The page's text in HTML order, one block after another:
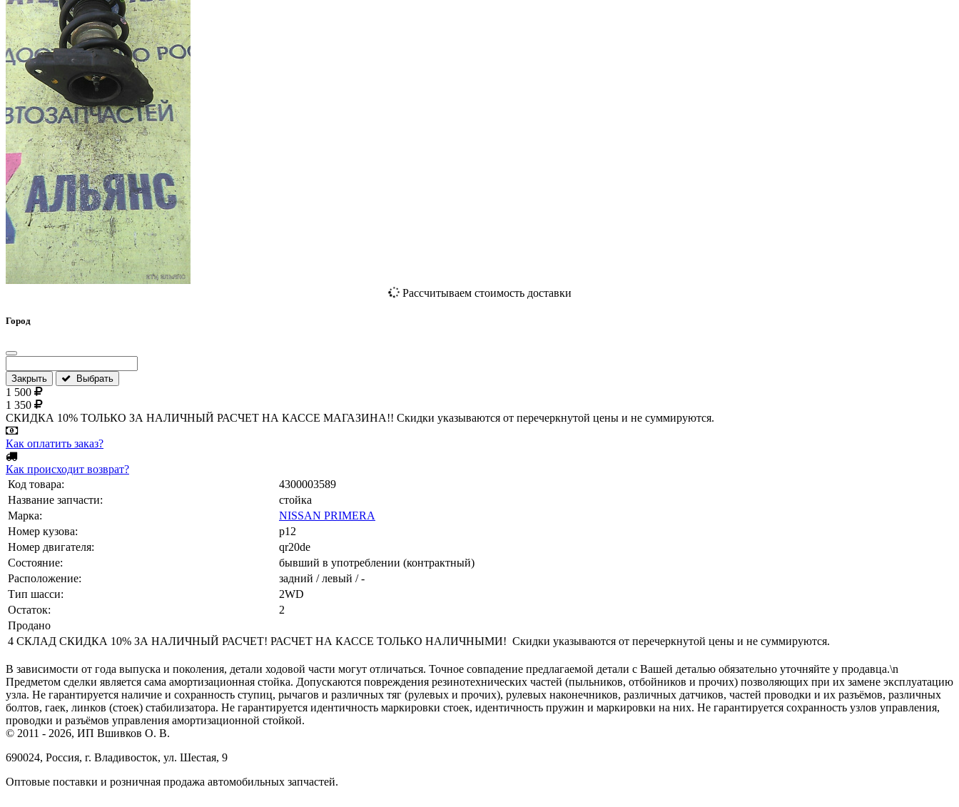
Рассчитываем стоимость доставки
Город
Закрыть Выбрать
1 500
1 350
СКИДКА 10% ТОЛЬКО ЗА НАЛИЧНЫЙ РАСЧЕТ НА КАССЕ МАГАЗИНА!! Скидки указываются от перечеркнутой цены и не суммируются.
Как оплатить заказ?
Как происходит возврат?
Код товара:
4300003589
Название запчасти:
стойка
Марка:
NISSAN PRIMERA
Номер кузова:
p12
Номер двигателя:
qr20de
Состояние:
бывший в употреблении (контрактный)
Расположение:
задний / левый / -
Тип шасси:
2WD
Остаток:
2
Продано
4 СКЛАД СКИДКА 10% ЗА НАЛИЧНЫЙ РАСЧЕТ! РАСЧЕТ НА КАССЕ ТОЛЬКО НАЛИЧНЫМИ! Скидки указываются от перечеркнутой цены и не суммируются.
В зависимости от года выпуска и поколения, детали ходовой части могут отличаться. Точное совпадение предлагаемой детали с Вашей деталью обязательно уточняйте у продавца.\n
Предметом сделки является сама амортизационная стойка. Допускаются повреждения резинотехнических частей (пыльников, отбойников и прочих) позволяющих при их замене эксплуатацию
узла. Не гарантируется наличие и сохранность ступиц, рычагов и различных тяг (рулевых и прочих), рулевых наконечников, различных датчиков, частей проводки и их разъёмов, различных
болтов, гаек, линков (стоек) стабилизатора. Не гарантируется идентичность маркировки стоек, идентичность пружин и маркировки на них. Не гарантируется сохранность узлов управления,
проводки и разъёмов управления амортизационной стойкой.
© 2011 - 2026, ИП Вшивков О. В.
690024, Россия, г. Владивосток, ул. Шестая, 9
Оптовые поставки и розничная продажа автомобильных запчастей.